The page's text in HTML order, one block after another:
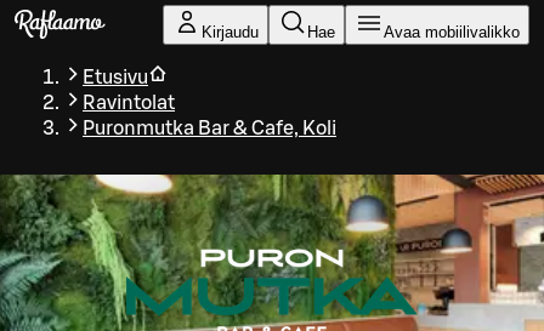
Siirry pääsisältöön
Kirjaudu Hae Avaa mobiilivalikko
Etusivu
Ravintolat
Puronmutka Bar & Cafe, Koli